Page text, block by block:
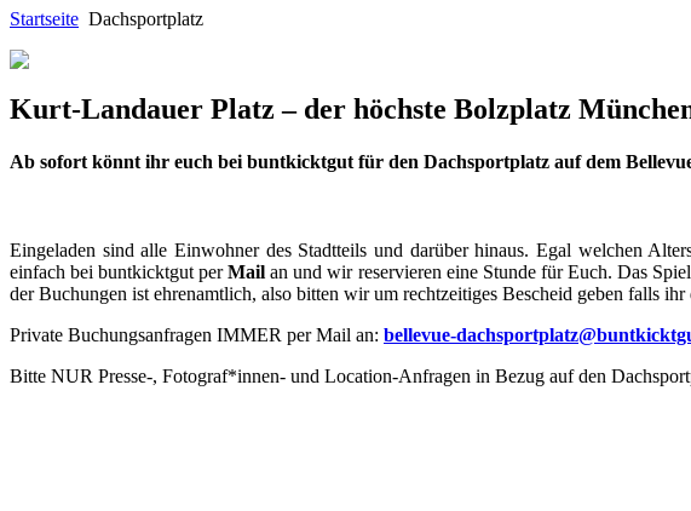
Startseite Dachsportplatz
Kurt-Landauer Platz – der höchste Bolzplatz
Ab sofort könnt ihr euch bei buntkicktgut für den Dachsportplatz auf dem
Eingeladen sind alle Einwohner des Stadtteils und darüber hinaus. Egal welchen
einfach bei buntkicktgut perMailan und wir reservieren eine Stunde für Euch. Das
der Buchungen ist ehrenamtlich, also bitten wir um rechtzeitiges Bescheid geben falls
Private Buchungsanfragen IMMER per Mail an: bellevue-
Bitte NUR Presse-, Fotograf*innen- und Location-Anfragen in Bezug auf den